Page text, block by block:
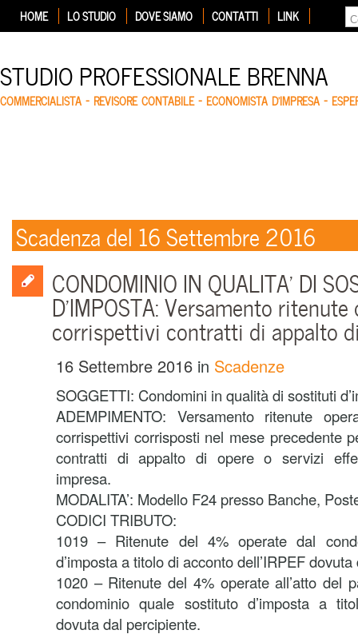
HOME LO STUDIO DOVE SIAMO CONTATTI LINK
STUDIO PROFESSIONALE BRENNA
COMMERCIALISTA – REVISORE CONTABILE – ECONOMISTA D'IMPRESA –
Scadenza del 16 Settembre 2016
CONDOMINIO IN QUALITA’ DI
D’IMPOSTA: Versamento
corrispettivi contratti di appalto
16 Settembre 2016 in Scadenze
SOGGETTI: Condomini in qualità di sostituti
ADEMPIMENTO: Versamento ritenute
corrispettivi corrisposti nel mese precedente
contratti di appalto di opere o servizi
impresa.
MODALITA’: Modello F24 presso Banche,
CODICI TRIBUTO:
1019 – Ritenute del 4% operate dal
d’imposta a titolo di acconto dell’IRPEF
1020 – Ritenute del 4% operate all’atto del
condominio quale sostituto d’imposta a
dovuta dal percipiente.